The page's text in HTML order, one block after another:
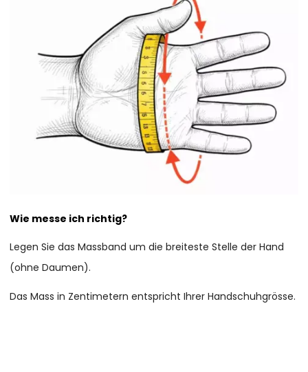
Wie messe ich richtig?
Legen Sie das Massband um die breiteste Stelle der Hand
(ohne Daumen).
Das Mass in Zentimetern entspricht Ihrer Handschuhgrösse.